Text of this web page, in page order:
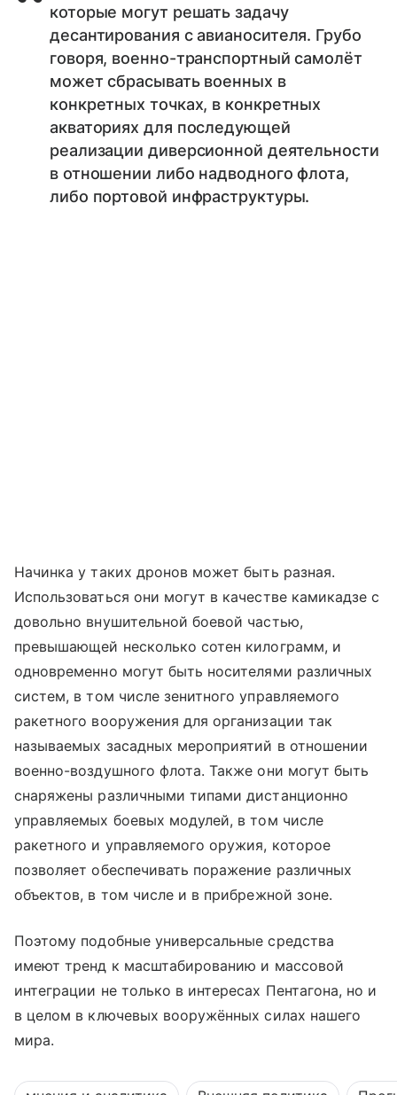
которые могут решать задачу
десантирования с авианосителя. Грубо
говоря, военно-транспортный самолёт
может сбрасывать военных в
конкретных точках, в конкретных
акваториях для последующей
реализации диверсионной деятельности
в отношении либо надводного флота,
либо портовой инфраструктуры.
Начинка у таких дронов может быть разная.
Использоваться они могут в качестве камикадзе с
довольно внушительной боевой частью,
превышающей несколько сотен килограмм, и
одновременно могут быть носителями различных
систем, в том числе зенитного управляемого
ракетного вооружения для организации так
называемых засадных мероприятий в отношении
военно-воздушного флота. Также они могут быть
снаряжены различными типами дистанционно
управляемых боевых модулей, в том числе
ракетного и управляемого оружия, которое
позволяет обеспечивать поражение различных
объектов, в том числе и в прибрежной зоне.
Поэтому подобные универсальные средства
имеют тренд к масштабированию и массовой
интеграции не только в интересах Пентагона, но и
в целом в ключевых вооружённых силах нашего
мира.